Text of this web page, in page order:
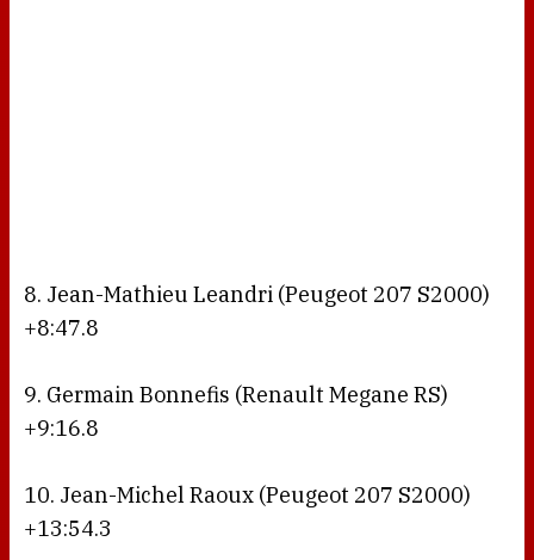
8. Jean-Mathieu Leandri (Peugeot 207 S2000)
+8:47.8
9. Germain Bonnefis (Renault Megane RS)
+9:16.8
10. Jean-Michel Raoux (Peugeot 207 S2000)
+13:54.3